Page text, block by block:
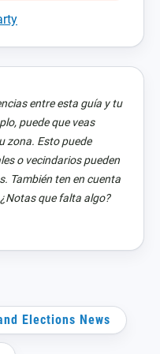
entre esta guía y tu
puede que veas
zona. Esto puede
o vecindarios pueden
También ten en cuenta
que falta algo?
Elections News